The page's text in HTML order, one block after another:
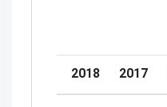
2017
2018